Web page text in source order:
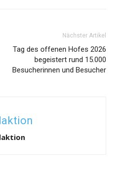
Nächster Artikel
Tag des offenen Hofes 2026
begeistert rund 15.000
Besucherinnen und Besucher